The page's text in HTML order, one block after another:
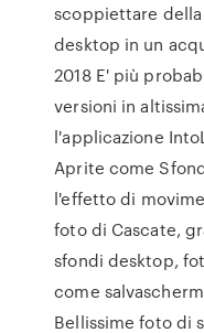
scoppiettare
desktop in un
2018 E' più
versioni in
l'applicazione
Aprite come
l'effetto di
foto di Cascate,
sfondi desktop,
come
Bellissime foto di